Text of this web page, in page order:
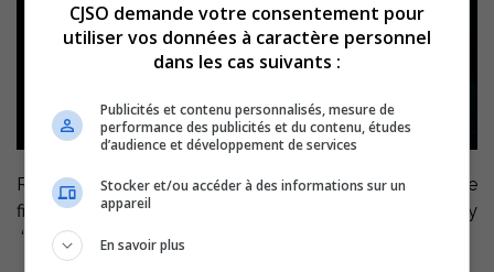
Rachel Doyon nous parle d’une délicieuse activité de
financement pour la Maison de la Musique Sorel-Tracy
‘Vino Agro Musical’,les 23,24 et 25 septembre 2016.
CJSO demande votre consentement pour
utiliser vos données à caractère personnel
dans les cas suivants :
Publicités et contenu personnalisés, mesure de
performance des publicités et du contenu, études
d’audience et développement de services
Stocker et/ou accéder à des informations sur un
appareil
En savoir plus